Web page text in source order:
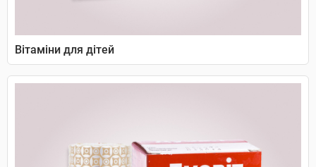
Вітаміни для дітей